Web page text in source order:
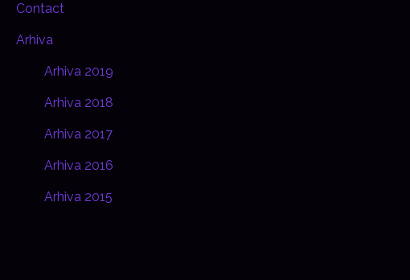
Contact
Arhiva
Arhiva 2019
Arhiva 2018
Arhiva 2017
Arhiva 2016
Arhiva 2015